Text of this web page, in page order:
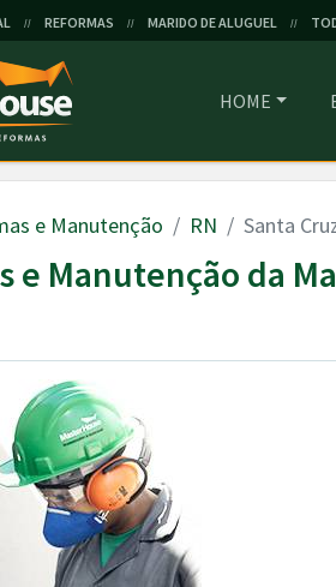
// REFORMAS // MARIDO DE ALUGUEL //
HOME
e Manutenção RN Santa
e Manutenção da